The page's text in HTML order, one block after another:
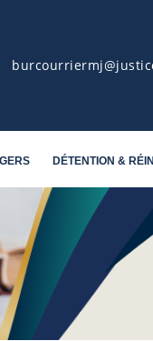
DÉTENTION &